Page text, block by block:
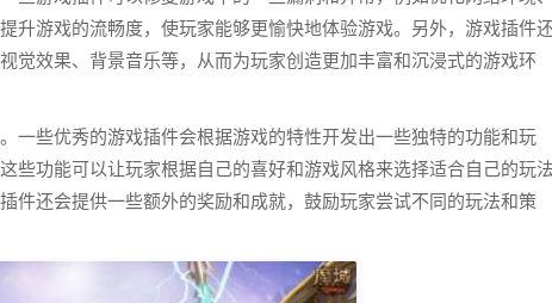
升游戏的流畅度，使玩家能够更愉快地体验游戏。另外，游戏插件
觉效果、背景音乐等，从而为玩家创造更加丰富和沉浸式的游戏环
一些优秀的游戏插件会根据游戏的特性开发出一些独特的功能和玩
些功能可以让玩家根据自己的喜好和游戏风格来选择适合自己的玩
件还会提供一些额外的奖励和成就，鼓励玩家尝试不同的玩法和策